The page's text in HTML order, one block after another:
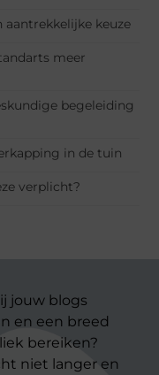
keuze
meer
begeleiding
in de tuin
verplicht?
jouw blogs
en een breed
bereiken?
niet langer en